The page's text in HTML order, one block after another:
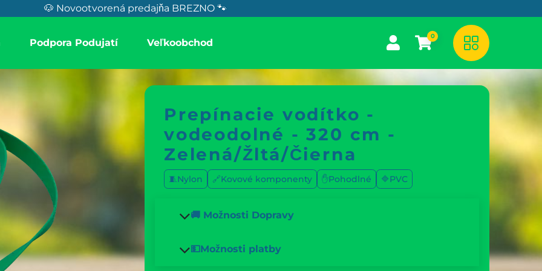
🐶 Novootvorená predajňa BREZNO 🐾
Podpora Podujatí Veľkoobchod
0
Prepínacie vodítko -
vodeodolné - 320 cm -
Zelená/Žltá/Čierna
🧵Nylon 🔗Kovové komponenty ✋Pohodlné 🔷PVC
🚚 Možnosti Dopravy
💵Možnosti platby